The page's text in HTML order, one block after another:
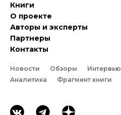
Книги
О проекте
Авторы и эксперты
Партнеры
Контакты
Новости Обзоры Интервью
Аналитика
Фрагмент книги